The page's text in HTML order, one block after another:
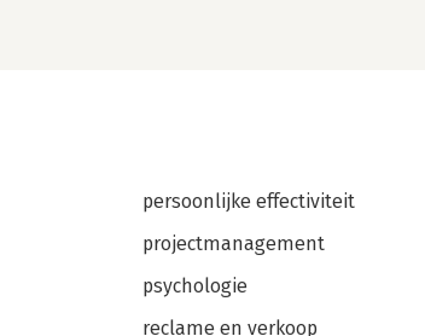
persoonlijke effectiviteit
projectmanagement
psychologie
reclame en verkoop